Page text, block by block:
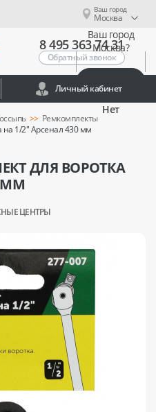
Ваш город
Москва
Ваш город
Москва?
Нет
8 495 363 74 31
Обратный звонок
Личный кабинет
Ремкомплекты
на 1/2" Арсенал 430 мм
ДЛЯ ВОРОТКА
ММ
ЦЕНТРЫ